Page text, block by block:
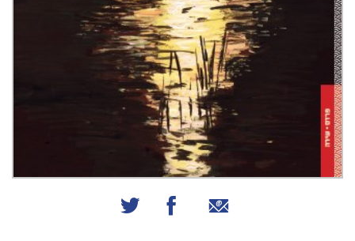
שיתוף באמצעות אימייל
שיתוף בפייסבוק